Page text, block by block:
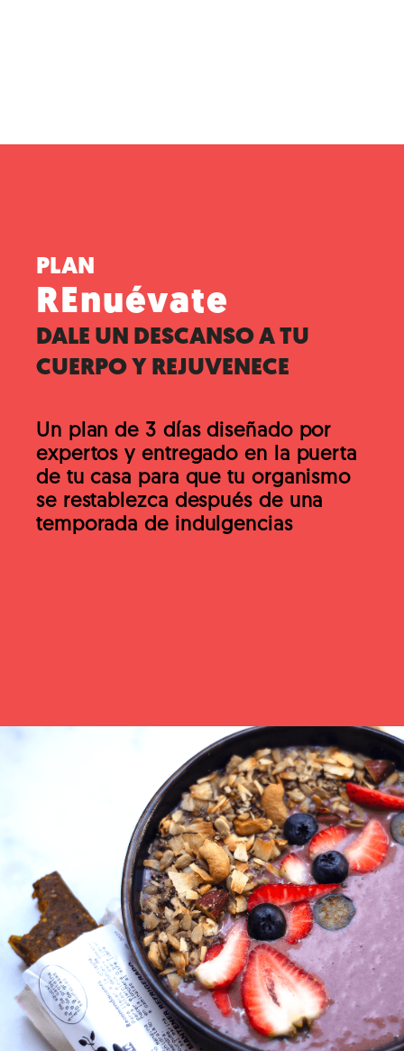
PLAN
REnuévate
DALE UN DESCANSO A TU
CUERPO Y REJUVENECE
Un plan de 3 días diseñado por
expertos y entregado en la puerta
de tu casa para que tu organismo
se restablezca después de una
temporada de indulgencias